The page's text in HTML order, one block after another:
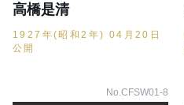
高橋是清
1927年(昭和2年) 04月20日
公開
No.CFSW01-8